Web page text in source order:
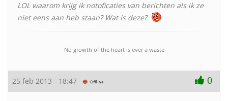
LOL waarom krijg ik notoficaties van berichten als ik ze
niet eens aan heb staan? Wat is deze?
No growth of the heart is ever a waste
25 feb 2013 - 18:47 0